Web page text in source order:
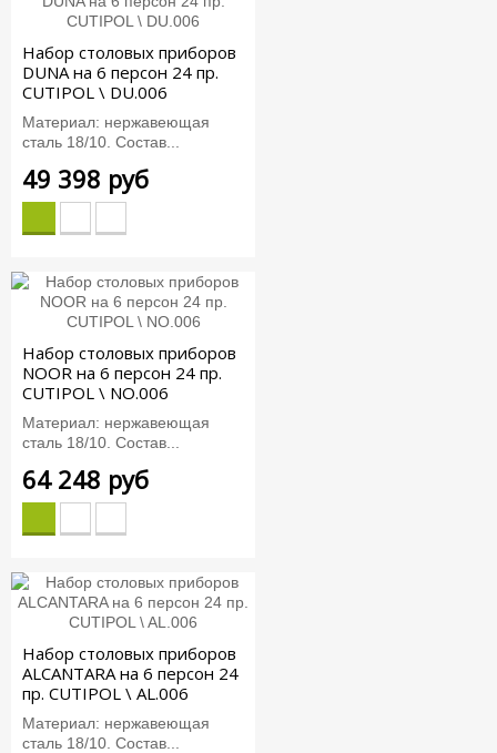
Набор столовых приборов
DUNA на 6 персон 24 пр.
CUTIPOL \ DU.006
Материал: нержавеющая
сталь 18/10. Состав...
49 398 руб
Набор столовых приборов
NOOR на 6 персон 24 пр.
CUTIPOL \ NO.006
Материал: нержавеющая
сталь 18/10. Состав...
64 248 руб
Набор столовых приборов
ALCANTARA на 6 персон 24
пр. CUTIPOL \ AL.006
Материал: нержавеющая
сталь 18/10. Состав...